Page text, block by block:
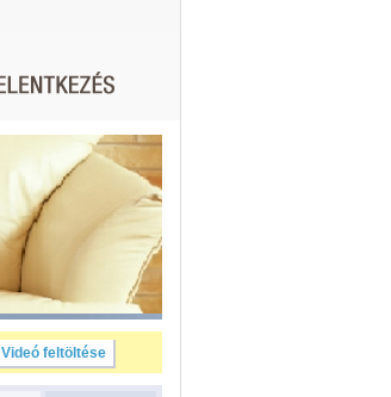
Videó feltöltése